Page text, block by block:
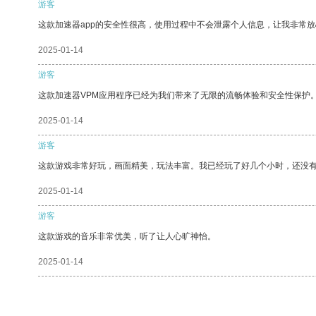
游客
这款加速器app的安全性很高，使用过程中不会泄露个人信息，让我非常放
2025-01-14
游客
这款加速器VPM应用程序已经为我们带来了无限的流畅体验和安全性保护。
2025-01-14
游客
这款游戏非常好玩，画面精美，玩法丰富。我已经玩了好几个小时，还没有
2025-01-14
游客
这款游戏的音乐非常优美，听了让人心旷神怡。
2025-01-14